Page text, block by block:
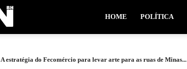
HOME POLÍTICA
A estratégia do Fecomércio para levar arte para as ruas de Minas...